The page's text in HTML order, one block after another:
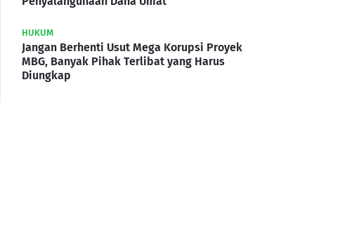
HUKUM
Jangan Berhenti Usut Mega Korupsi Proyek
MBG, Banyak Pihak Terlibat yang Harus
Diungkap